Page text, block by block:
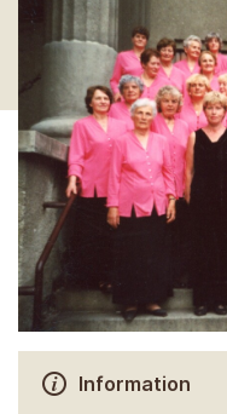
Information